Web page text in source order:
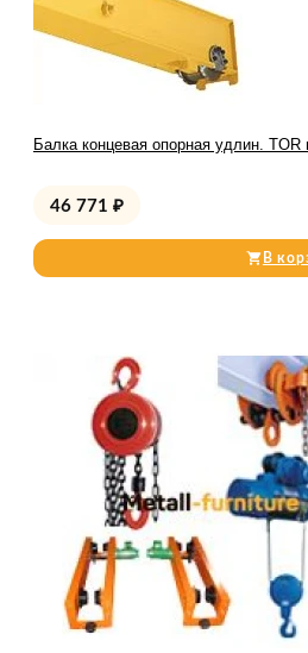
Балка концевая опорная удлин. TOR
46 771 ₽
В